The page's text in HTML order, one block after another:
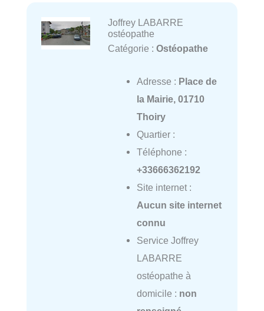
Joffrey LABARRE
ostéopathe
Catégorie : Ostéopathe
Adresse : Place de
la Mairie, 01710
Thoiry
Quartier :
Téléphone :
+33666362192
Site internet :
Aucun site internet
connu
Service Joffrey
LABARRE
ostéopathe à
domicile : non